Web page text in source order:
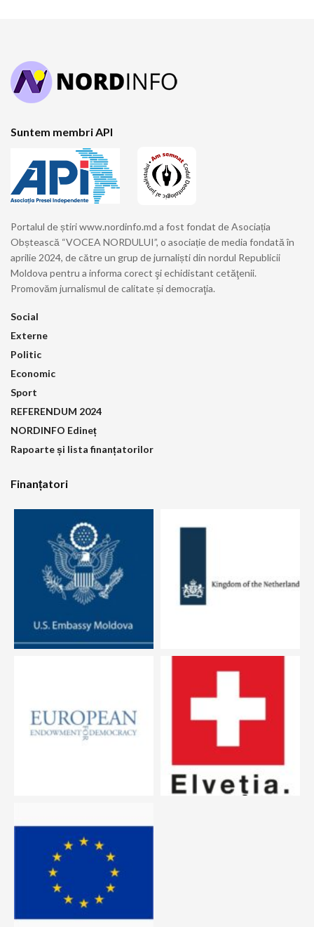
Suntem membri API
Portalul de știri www.nordinfo.md a fost fondat de Asociația
Obștească “VOCEA NORDULUI”, o asociație de media fondată în
aprilie 2024, de către un grup de jurnaliști din nordul Republicii
Moldova pentru a informa corect şi echidistant cetăţenii.
Promovăm jurnalismul de calitate și democraţia.
Social
Externe
Politic
Economic
Sport
REFERENDUM 2024
NORDINFO Edineț
Rapoarte și lista finanțatorilor
Finanțatori